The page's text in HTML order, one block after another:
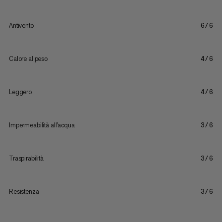
Antivento 6/6
Calore al peso 4/6
Leggero 4/6
Impermeabilità all'acqua 3/6
Traspirabilità 3/6
Resistenza 3/6